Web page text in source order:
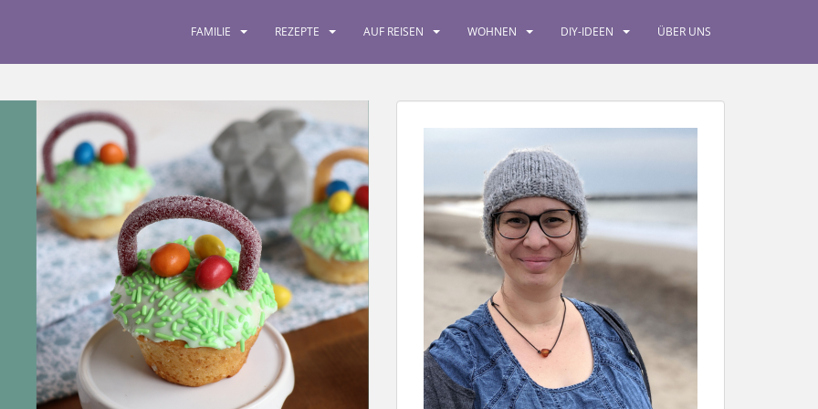
FAMILIE REZEPTE AUF REISEN WOHNEN DIY-IDEEN ÜBER UNS